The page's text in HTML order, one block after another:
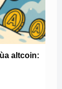
altcoin: